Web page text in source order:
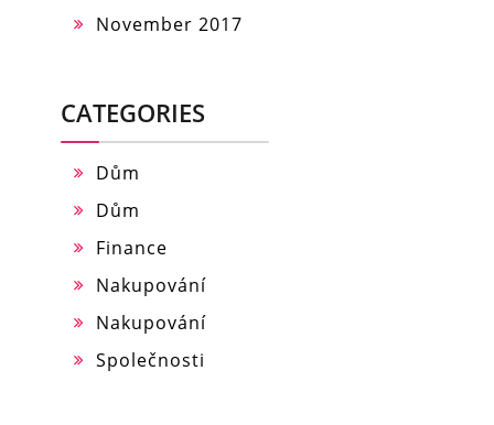
November 2017
CATEGORIES
Dům
Dům
Finance
Nakupování
Nakupování
Společnosti